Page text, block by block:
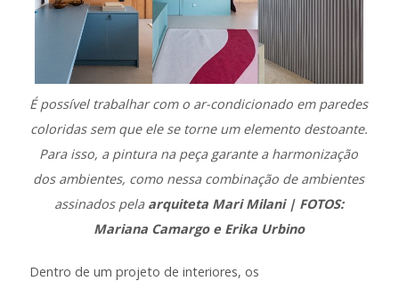
É possível trabalhar com o ar-condicionado em paredes
coloridas sem que ele se torne um elemento destoante.
Para isso, a pintura na peça garante a harmonização
dos ambientes, como nessa combinação de ambientes
assinados pela arquiteta Mari Milani | FOTOS:
Mariana Camargo e Erika Urbino
Dentro de um projeto de interiores, os